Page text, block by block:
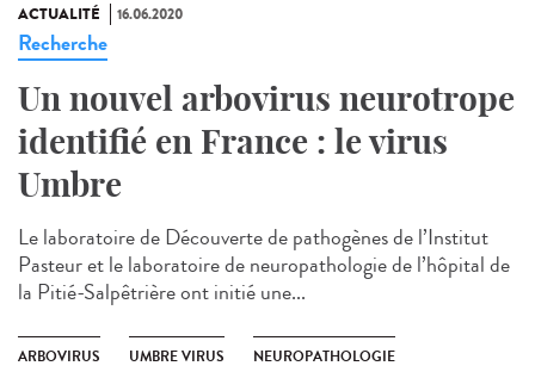
ACTUALITÉ 16.06.2020
Recherche
Un nouvel arbovirus neurotrope
identifié en France : le virus
Umbre
Le laboratoire de Découverte de pathogènes de l’Institut
Pasteur et le laboratoire de neuropathologie de l’hôpital de
la Pitié-Salpêtrière ont initié une...
ARBOVIRUS UMBRE VIRUS NEUROPATHOLOGIE